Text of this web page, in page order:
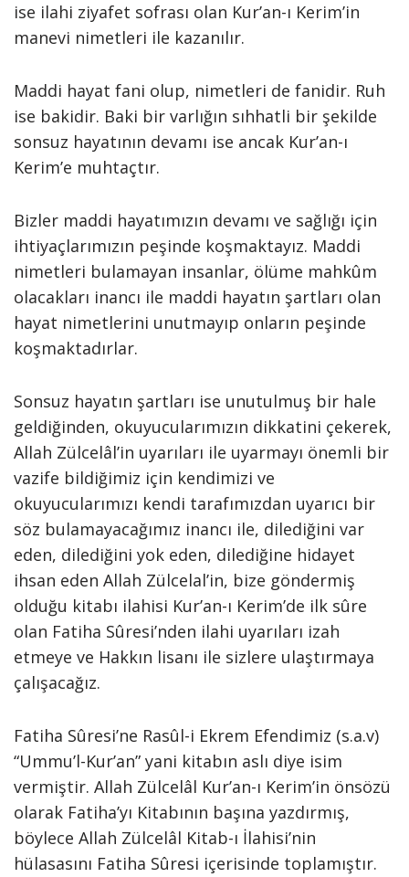
ise ilahi ziyafet sofrası olan Kur’an-ı Kerim’in
manevi nimetleri ile kazanılır.
Maddi hayat fani olup, nimetleri de fanidir. Ruh
ise bakidir. Baki bir varlığın sıhhatli bir şekilde
sonsuz hayatının devamı ise ancak Kur’an-ı
Kerim’e muhtaçtır.
Bizler maddi hayatımızın devamı ve sağlığı için
ihtiyaçlarımızın peşinde koşmaktayız. Maddi
nimetleri bulamayan insanlar, ölüme mahkûm
olacakları inancı ile maddi hayatın şartları olan
hayat nimetlerini unutmayıp onların peşinde
koşmaktadırlar.
Sonsuz hayatın şartları ise unutulmuş bir hale
geldiğinden, okuyucularımızın dikkatini çekerek,
Allah Zülcelâl’in uyarıları ile uyarmayı önemli bir
vazife bildiğimiz için kendimizi ve
okuyucularımızı kendi tarafımızdan uyarıcı bir
söz bulamayacağımız inancı ile, dilediğini var
eden, dilediğini yok eden, dilediğine hidayet
ihsan eden Allah Zülcelal’in, bize göndermiş
olduğu kitabı ilahisi Kur’an-ı Kerim’de ilk sûre
olan Fatiha Sûresi’nden ilahi uyarıları izah
etmeye ve Hakkın lisanı ile sizlere ulaştırmaya
çalışacağız.
Fatiha Sûresi’ne Rasûl-i Ekrem Efendimiz (s.a.v)
“Ummu’l-Kur’an” yani kitabın aslı diye isim
vermiştir. Allah Zülcelâl Kur’an-ı Kerim’in önsözü
olarak Fatiha’yı Kitabının başına yazdırmış,
böylece Allah Zülcelâl Kitab-ı İlahisi’nin
hülasasını Fatiha Sûresi içerisinde toplamıştır.